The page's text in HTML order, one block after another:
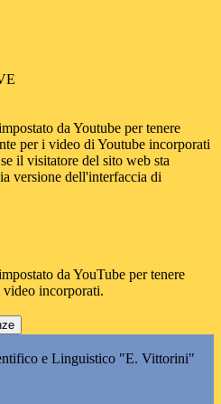
da Youtube per tenere
per i video di Youtube incorporati
il visitatore del sito web sta
versione dell'interfaccia di
da YouTube per tenere
incorporati.
e Linguistico "E. Vittorini"